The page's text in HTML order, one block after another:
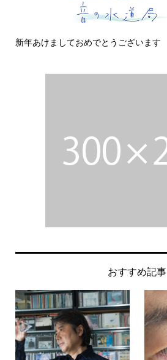
新年あけましておめでとうございます
おすすめ記事